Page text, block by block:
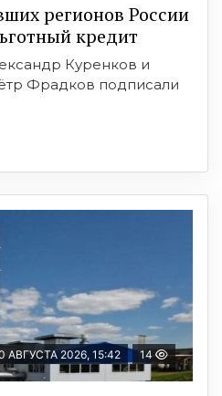
регионов России
кредит
Куренков и
Фрадков подписали
АВГУСТА 2026, 15:42 14